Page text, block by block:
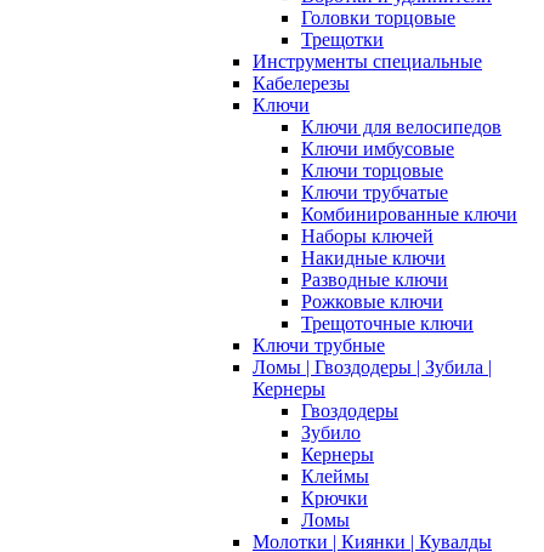
Головки торцовые
Трещотки
Инструменты специальные
Кабелерезы
Ключи
Ключи для велосипедов
Ключи имбусовые
Ключи торцовые
Ключи трубчатые
Комбинированные ключи
Наборы ключей
Накидные ключи
Разводные ключи
Рожковые ключи
Трещоточные ключи
Ключи трубные
Ломы | Гвоздодеры | Зубила |
Кернеры
Гвоздодеры
Зубило
Кернеры
Клеймы
Крючки
Ломы
Молотки | Киянки | Кувалды